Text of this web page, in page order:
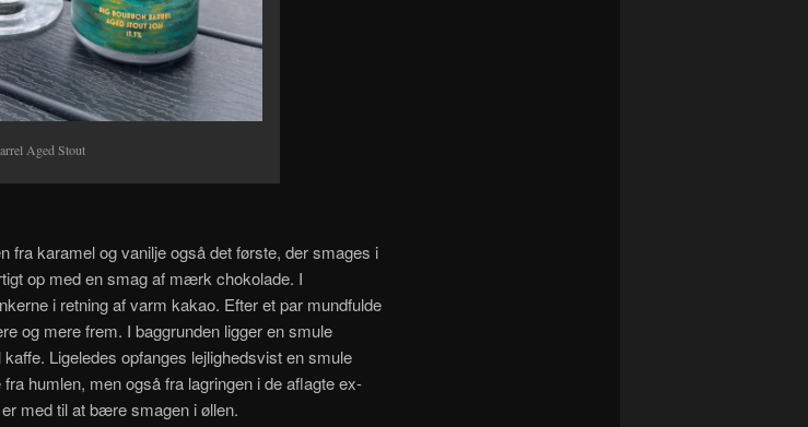
Aged Stout
fra karamel og vanilje også det første, der smages i
op med en smag af mærk chokolade. I
i retning af varm kakao. Efter et par mundfulde
og mere frem. I baggrunden ligger en smule
Ligeledes opfanges lejlighedsvist en smule
humlen, men også fra lagringen i de aflagte ex-
med til at bære smagen i øllen.